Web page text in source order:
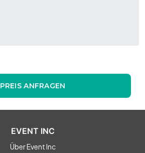
PREIS ANFRAGEN
EVENT INC
Über Event Inc